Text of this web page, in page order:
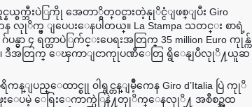
နယ္စက္ဘီးပဲြကိုု အေတာ္စိတ္၀င္စားတဲ့နုုိင္ငံျဖစ္ျပီး Giro
န လုုိက္ဖ္ ျပေပးေနပါတယ္။ La Stampa သတင္း စာရဲ့
န္မွာ ၄ ရက္တာပဲြက်င္းပေရးအတြက္ 35 million Euro ကုုန္က်
ဒီအတြက္ ေၾကာျငာကုုပဏီေတြ ရွိေနျပီလုုိ႔ယူဆ
န္ျပည္ေထာင္စုု ၀ါရွင္တန္ျမိဳ့ကေန Giro d’Italia ပြဲ ကုုိ
းေပမဲ့ ေရြးေကာက္ပဲြနဲ႔တုုိက္ေနလုုိ႔ အစီစဥ္အထ